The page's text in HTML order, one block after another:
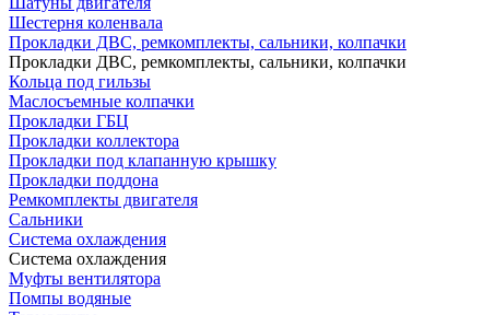
Шестерня коленвала
Прокладки ДВС, ремкомплекты, сальники, колпачки
Прокладки ДВС, ремкомплекты, сальники, колпачки
Кольца под гильзы
Маслосъемные колпачки
Прокладки ГБЦ
Прокладки коллектора
Прокладки под клапанную крышку
Прокладки поддона
Ремкомплекты двигателя
Сальники
Система охлаждения
Система охлаждения
Муфты вентилятора
Помпы водяные